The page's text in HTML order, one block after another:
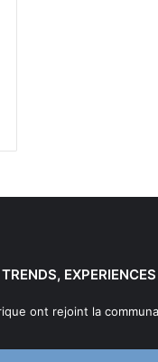
EXPERIENCES
ont rejoint la